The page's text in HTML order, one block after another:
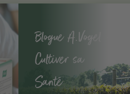
Blogue A.Vogel -
Cultiver sa
Santé